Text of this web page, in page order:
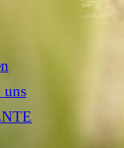
uns